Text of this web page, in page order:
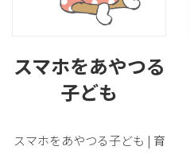
スマホをあやつる
子ども
スマホをあやつる子ども | 育